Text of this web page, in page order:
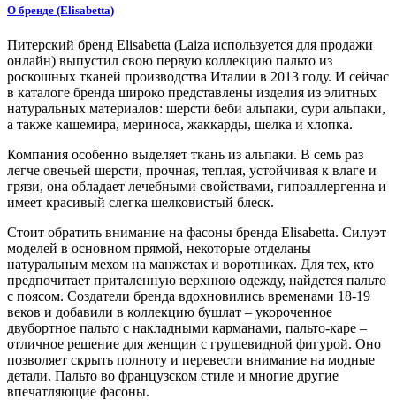
О бренде (Elisabetta)
Питерский бренд Elisabetta (Laiza используется для продажи
онлайн) выпустил свою первую коллекцию пальто из
роскошных тканей производства Италии в 2013 году. И сейчас
в каталоге бренда широко представлены изделия из элитных
натуральных материалов: шерсти беби альпаки, сури альпаки,
а также кашемира, мериноса, жаккарды, шелка и хлопка.
Компания особенно выделяет ткань из альпаки. В семь раз
легче овечьей шерсти, прочная, теплая, устойчивая к влаге и
грязи, она обладает лечебными свойствами, гипоаллергенна и
имеет красивый слегка шелковистый блеск.
Стоит обратить внимание на фасоны бренда Elisabetta. Силуэт
моделей в основном прямой, некоторые отделаны
натуральным мехом на манжетах и воротниках. Для тех, кто
предпочитает приталенную верхнюю одежду, найдется пальто
с поясом. Создатели бренда вдохновились временами 18-19
веков и добавили в коллекцию бушлат – укороченное
двубортное пальто с накладными карманами, пальто-каре –
отличное решение для женщин с грушевидной фигурой. Оно
позволяет скрыть полноту и перевести внимание на модные
детали. Пальто во французском стиле и многие другие
впечатляющие фасоны.